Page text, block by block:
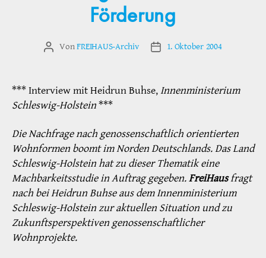
Förderung
Beitragsautor
VonFREIHAUS-Archiv Veröffentlichungsdatum
1. Oktober 2004
*** Interview mit Heidrun Buhse,Innenministerium
Schleswig-Holstein***
Die Nachfrage nach genossenschaftlich orientierten
Wohnformen boomt im Norden Deutschlands. Das Land
Schleswig-Holstein hat zu dieser Thematik eine
Machbarkeitsstudie in Auftrag gegeben.FreiHausfragt
nach bei Heidrun Buhse aus dem Innenministerium
Schleswig-Holstein zur aktuellen Situation und zu
Zukunftsperspektiven genossenschaftlicher
Wohnprojekte.